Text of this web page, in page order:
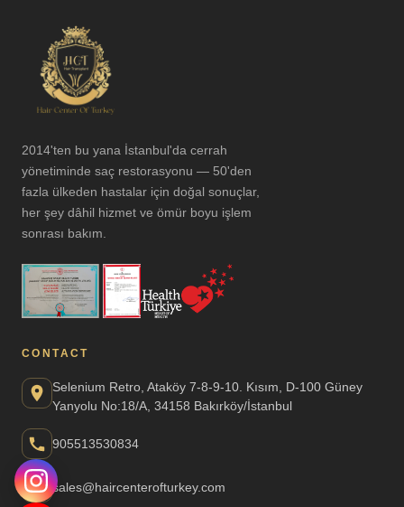
2014'ten bu yana İstanbul'da cerrah
yönetiminde saç restorasyonu — 50'den
fazla ülkeden hastalar için doğal sonuçlar,
her şey dâhil hizmet ve ömür boyu işlem
sonrası bakım.
CONTACT
Selenium Retro, Ataköy 7-8-9-10. Kısım, D-100 Güney
Yanyolu No:18/A, 34158 Bakırköy/İstanbul
905513530834
sales@haircenterofturkey.com